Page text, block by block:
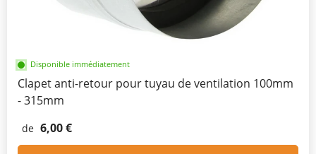
Disponible immédiatement
Clapet anti-retour pour tuyau de ventilation 100mm
- 315mm
de 6,00 €